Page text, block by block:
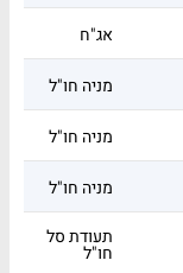
אג"ח
מניה חו"ל
מניה חו"ל
מניה חו"ל
תעודת סל
חו"ל